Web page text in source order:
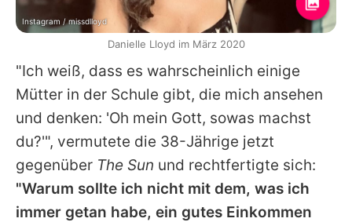
"Ich weiß, dass es wahrscheinlich einige
Mütter in der Schule gibt, die mich ansehen
und denken: 'Oh mein Gott, sowas machst
du?'", vermutete die 38-Jährige jetzt
gegenüber The Sun und rechtfertigte sich:
"Warum sollte ich nicht mit dem, was ich
immer getan habe, ein gutes Einkommen
Instagram / missdlloyd
Danielle Lloyd im März 2020